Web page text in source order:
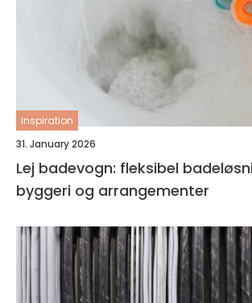
inspiration
31. January 2026
Lej badevogn: fleksibel
byggeri og arrangementer